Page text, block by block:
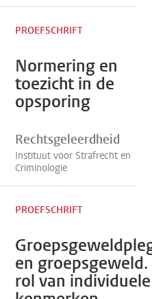
Normering en
toezicht in de
opsporing
PROEFSCHRIFT
Rechtsgeleerdheid
Instituut voor Strafrecht en
Criminologie
en groepsgeweld.
rol van individuele
PROEFSCHRIFT